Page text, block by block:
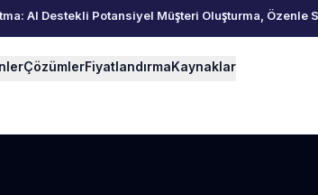
AI Destekli Potansiyel Müşteri Oluşturma,
ÇözümlerFiyatlandırmaKaynaklar